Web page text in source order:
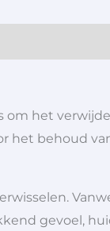
om het
het behoud
gevoel,